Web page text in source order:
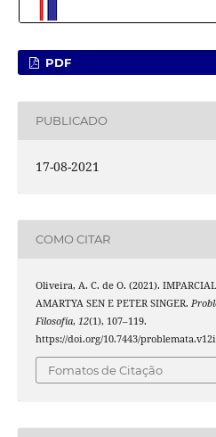
PDF
PUBLICADO
17-08-2021
COMO CITAR
Oliveira, A. C. de O. (2021).
AMARTYA SEN E PETER SINGER.
Filosofia, 12(1), 107–119.
https://doi.org/10.7443/
Fomatos de Citação